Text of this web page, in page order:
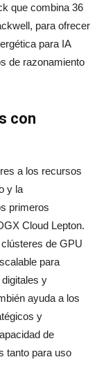
que combina 36
para ofrecer
para IA
de razonamiento
con
a los recursos
y la
primeros
Cloud Lepton.
de GPU
para
y
ayuda a los
y
de
tanto para uso